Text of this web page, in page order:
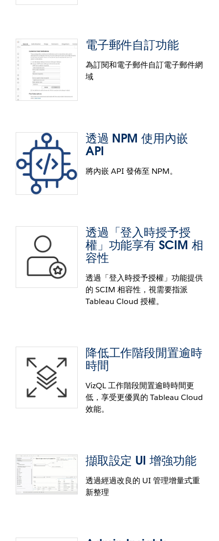
Cloud 區段。「在視覺作業中建立區段，並發佈到
Salesforce Data Cloud」這項功能可讓使用者以簡化
的方式，從 Web 製作工作階段直接於 Data Cloud 中
探索資料模型物件（Data Model Object，DMO）的
資料、找出候選受眾區段，並推送這些區段。
資料表擴充功能中的動態參數
資料表擴充功能可根據使用者參數自動擷取資料，藉
此解鎖即時資料、提升安全性，徹底改變分析作業。
將 Tableau 儀表板無縫連線至外部服務，安全地傳遞
電子郵件自訂功能
為訂閱和電子郵件自訂電子郵件網
域
電子郵件自訂功能
透過 NPM 使用內嵌
API
將內嵌 API 發佈至 NPM。
透過 NPM 使用內嵌 API
將內嵌 API 發佈至 NPM。透過 NPM 使用內嵌 API 的
功能可透過 NPM 內嵌「內嵌 API v3」程式庫，而不
是從 Tableau Cloud 或 Server 載入。
透過「登入時授予授
權」功能享有 SCIM 相
容性
透過「登入時授予授權」功能提供
的 SCIM 相容性，視需要指派
Tableau Cloud 授權。
透過「登入時授予授權」功能享
有 SCIM 相容性
視需要指派 Tableau Cloud 授權。SCIM 現在與
Azure AD 和 Okta IdP 的「登入時授予授權」（Grant
降低工作階段閒置逾時
時間
VizQL 工作階段閒置逾時時間更
低，享受更優異的 Tableau Cloud
效能。
降低工作階段閒置逾時時間
享受更優異的 Tableau Cloud 效能。我們將 VizQL 工
擷取設定 UI 增強功能
透過經過改良的 UI 管理增量式重
新整理